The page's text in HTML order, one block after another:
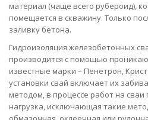
материал (чаще всего рубероид),
помещается в скважину. Только
заливку бетона.
Гидроизоляция железобетонных
производится с помощью
известные марки – Пенетрон,
установки свай включает их
методом, в процессе работ на сваи
нагрузка, исключающая такие